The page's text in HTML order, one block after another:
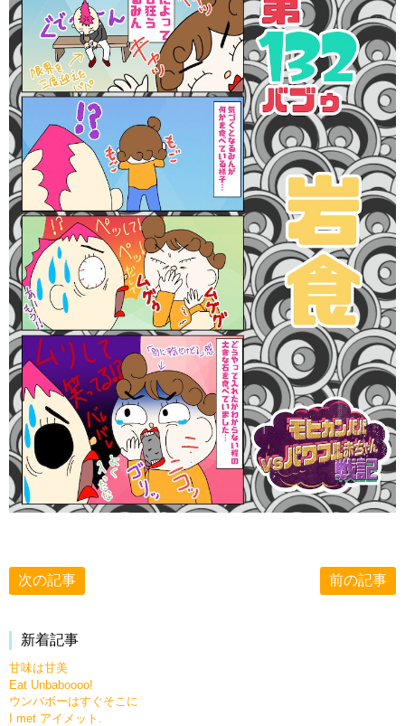
次の記事 前の記事
新着記事
甘味は甘美
Eat Unbaboooo!
ウンバボーはすぐそこに
I met アイメット.